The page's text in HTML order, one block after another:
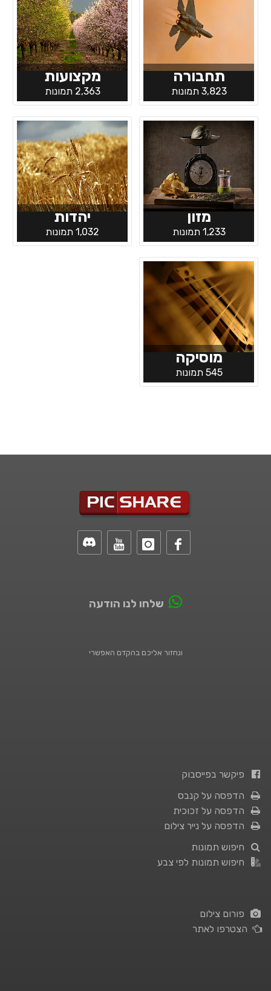
תחבורה
3,823 תמונות
מקצועות
2,363 תמונות
מזון
1,233 תמונות
יהדות
1,032 תמונות
מוסיקה
545 תמונות
שלחו לנו הודעה
ונחזור אליכם בהקדם האפשרי
פיקשר בפייסבוק
הדפסה על קנבס
הדפסה על זכוכית
הדפסה על נייר צילום
חיפוש תמונות
חיפוש תמונות לפי צבע
פורום צילום
הצטרפו לאתר